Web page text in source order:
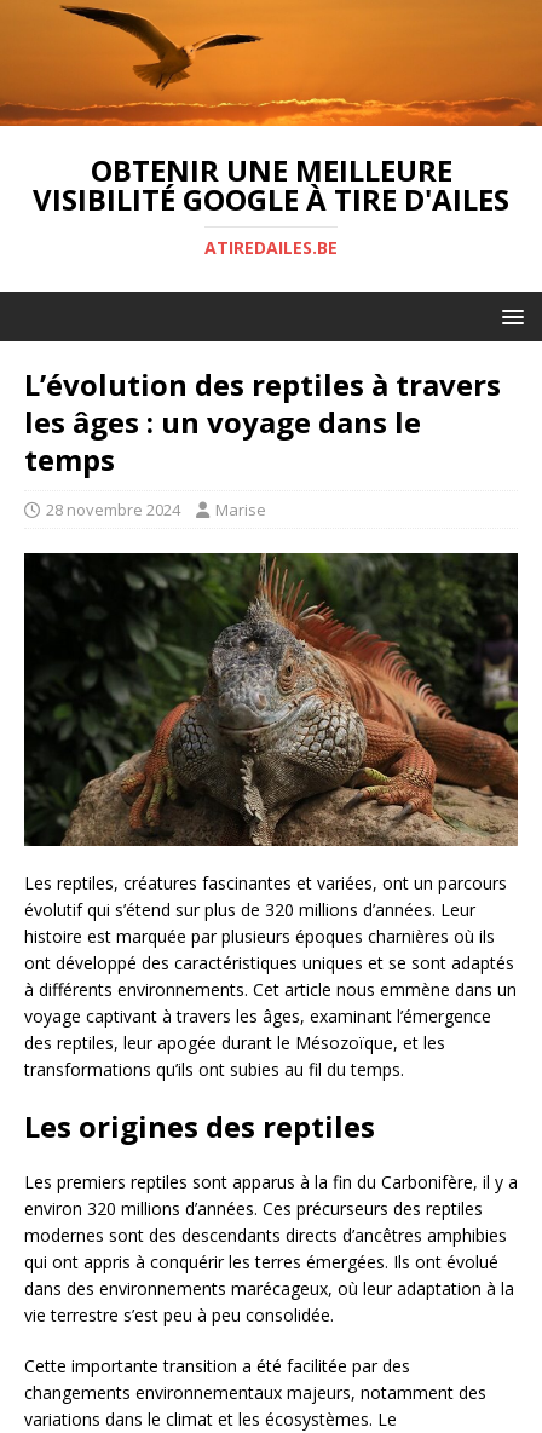
OBTENIR UNE MEILLEURE
VISIBILITÉ GOOGLE À TIRE D'AILES
ATIREDAILES.BE
L’évolution des reptiles à travers
les âges : un voyage dans le
temps
28 novembre 2024 Marise
Les reptiles, créatures fascinantes et variées, ont un parcours
évolutif qui s’étend sur plus de 320 millions d’années. Leur
histoire est marquée par plusieurs époques charnières où ils
ont développé des caractéristiques uniques et se sont adaptés
à différents environnements. Cet article nous emmène dans un
voyage captivant à travers les âges, examinant l’émergence
des reptiles, leur apogée durant le Mésozoïque, et les
transformations qu’ils ont subies au fil du temps.
Les origines des reptiles
Les premiers reptiles sont apparus à la fin du Carbonifère, il y a
environ 320 millions d’années. Ces précurseurs des reptiles
modernes sont des descendants directs d’ancêtres amphibies
qui ont appris à conquérir les terres émergées. Ils ont évolué
dans des environnements marécageux, où leur adaptation à la
vie terrestre s’est peu à peu consolidée.
Cette importante transition a été facilitée par des
changements environnementaux majeurs, notamment des
variations dans le climat et les écosystèmes. Le